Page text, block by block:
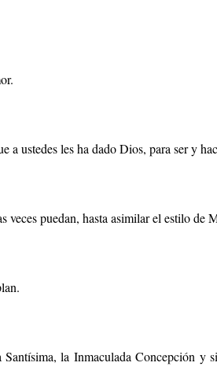
ustedes les ha dado Dios, para ser y
puedan, hasta asimilar el estilo de
la Inmaculada Concepción y